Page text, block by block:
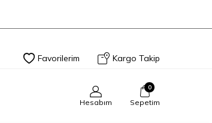
Favorilerim Kargo Takip
Hesabım
0
Sepetim